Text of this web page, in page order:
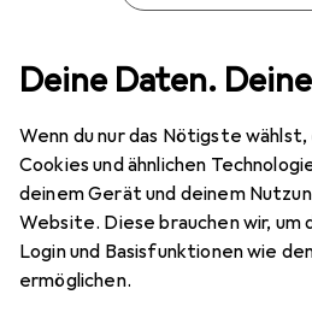
Deine Daten.
Wenn du nur das Nötigste
Cookies und ähnlichen
deinem Gerät und deinem
Website. Diese brauchen wir, um
Login und Basisfunktionen wie
ermöglichen.
Entsorgen + Reinigen Abfalleimer
3 Bilder
HelitPapierkorb 13l
13 l